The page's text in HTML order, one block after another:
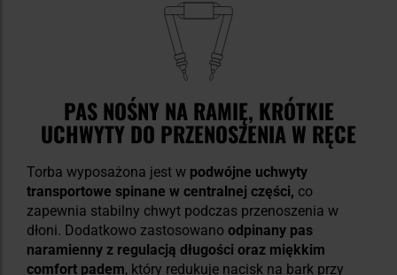
PAS NOŚNY NA RAMIĘ, KRÓTKIE
UCHWYTY DO PRZENOSZENIA W RĘCE
Torba wyposażona jest w podwójne uchwyty
transportowe spinane w centralnej części, co
zapewnia stabilny chwyt podczas przenoszenia w
dłoni. Dodatkowo zastosowano odpinany pas
naramienny z regulacją długości oraz miękkim
comfort padem, który redukuje nacisk na bark przy